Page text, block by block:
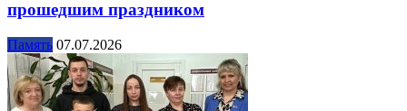
прошедшим праздником
Память 07.07.2026